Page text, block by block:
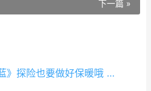
下一篇 »
寒冬将至在《迷失蔚蓝》探险也要做好保暖哦 wow寒冬将至